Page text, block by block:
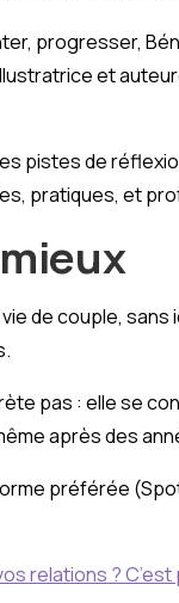
progresser,
et
pistes de
pratiques, et
de couple, sans
pas : elle se
après des
préférée
relations ? C’est